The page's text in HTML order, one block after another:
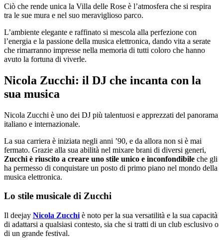
Ciò che rende unica la Villa delle Rose è l’atmosfera che si respira
tra le sue mura e nel suo meraviglioso parco.
L’ambiente elegante e raffinato si mescola alla perfezione con
l’energia e la passione della musica elettronica, dando vita a serate
che rimarranno impresse nella memoria di tutti coloro che hanno
avuto la fortuna di viverle.
Nicola Zucchi: il DJ che incanta con la
sua musica
Nicola Zucchi è uno dei DJ più talentuosi e apprezzati del panorama
italiano e internazionale.
La sua carriera è iniziata negli anni ’90, e da allora non si è mai
fermato. Grazie alla sua abilità nel mixare brani di diversi generi,
Zucchi è riuscito a creare uno stile unico e inconfondibile che gli
ha permesso di conquistare un posto di primo piano nel mondo della
musica elettronica.
Lo stile musicale di Zucchi
Il deejay Nicola Zucchi è noto per la sua versatilità e la sua capacità
di adattarsi a qualsiasi contesto, sia che si tratti di un club esclusivo o
di un grande festival.